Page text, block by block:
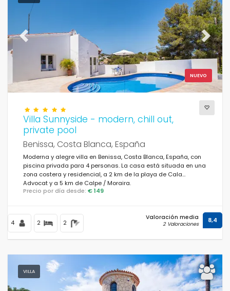
NUEVO
Previous Next
Villa Sunnyside - modern, chill out,
private pool
Benissa, Costa Blanca, España
Moderna y alegre villa en Benissa, Costa Blanca, España, con
piscina privada para 4 personas. La casa está situada en una
zona costera y residencial, a 2 km de la playa de Cala
Advocat y a 5 km de Calpe / Moraira.
Precio por día desde: € 149
4 2 2
Valoración media
2 Valoraciones 8,4
VILLA